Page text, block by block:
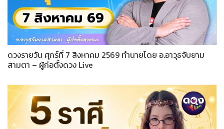
ดวงรายวัน ศุกร์ที่ 7 สิงหาคม 2569 ทำนายโดย อ.อาวุธจับยาม
สามตา – ผู้ก่อตั้งดวง Live